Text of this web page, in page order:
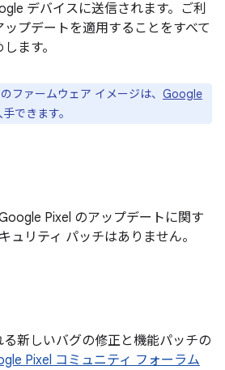
デバイスに送信されます。ご利
プデートを適用することをすべて
ます。
ファームウェア イメージは、 Google
できます。
Pixel のアップデートに関す
ュリティ パッチはありません。
る新しいバグの修正と機能パッチの
Pixel コミュニティ フォーラム